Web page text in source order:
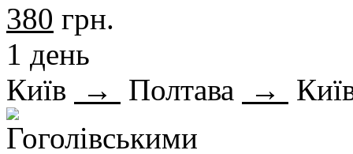
380 грн.
1 день
Київ
→ Полтава →